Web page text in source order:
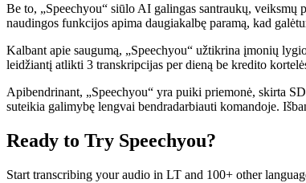
Be to, „Speechyou“ siūlo AI galingas santraukų,
naudingos funkcijos apima daugiakalbę paramą, kad
Kalbant apie saugumą, „Speechyou“ užtikrina įmonių
leidžiantį atlikti 3 transkripcijas per dieną be kredito
Apibendrinant, „Speechyou“ yra puiki priemonė, skirta
suteikia galimybę lengvai bendradarbiauti komandoje.
Ready to Try Speechyou?
Start transcribing your audio in LT and 100+ other